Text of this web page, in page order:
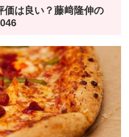
価は良い？藤﨑隆伸の